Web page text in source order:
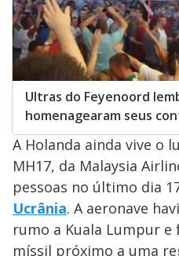
Ultras do Feyenoord
homenagearam seus
A Holanda ainda vive o
MH17, da Malaysia
pessoas no último dia
Ucrânia. A aeronave
rumo a Kuala Lumpur
míssil próximo a uma